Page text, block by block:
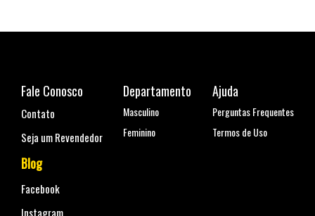
Fale Conosco
Contato
Seja um Revendedor
Blog
Facebook
Instagram
Departamento
Masculino
Feminino
Ajuda
Perguntas Frequentes
Termos de Uso